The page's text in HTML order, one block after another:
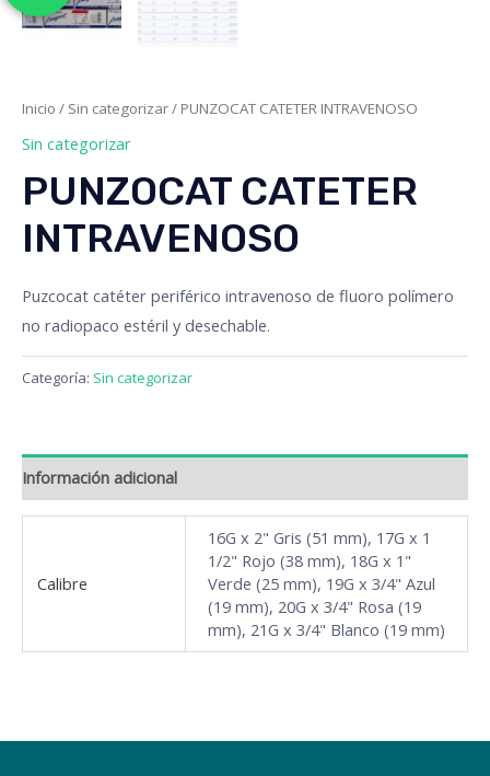
Inicio / Sin categorizar/ PUNZOCAT CATETER INTRAVENOSO
Sin categorizar
PUNZOCAT CATETER
INTRAVENOSO
Puzcocat catéter periférico intravenoso de fluoro polímero
no radiopaco estéril y desechable.
Categoría: Sin categorizar
Información adicional
Calibre
16G x 2" Gris (51 mm), 17G x 1
1/2" Rojo (38 mm), 18G x 1"
Verde (25 mm), 19G x 3/4" Azul
(19 mm), 20G x 3/4" Rosa (19
mm), 21G x 3/4" Blanco (19 mm)